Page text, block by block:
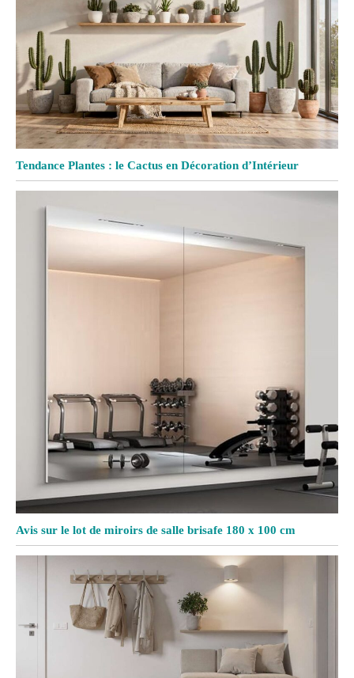
Tendance Plantes : le Cactus en Décoration d’Intérieur
Avis sur le lot de miroirs de salle brisafe 180 x 100 cm